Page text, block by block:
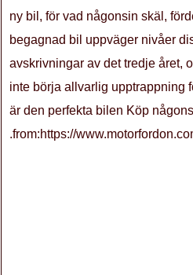
ny bil, för vad någonsin skäl,
begagnad bil uppväger nivåer
avskrivningar av det tredje året,
inte börja allvarlig upptrappning
är den perfekta bilen Köp
.from:https://